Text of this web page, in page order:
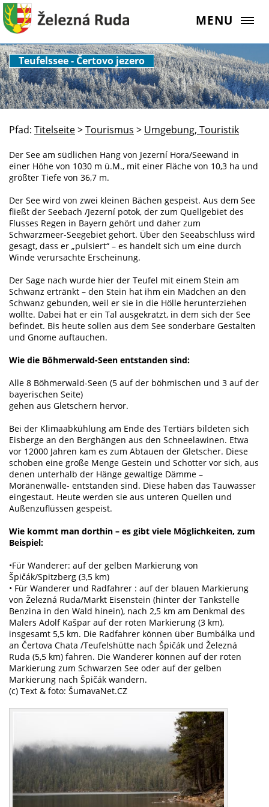
MENU
Teufelssee - Čertovo jezero
Pfad: Titelseite>Tourismus > Umgebung, Touristik
Der See am südlichen Hang von Jezerní Hora/Seewand in
einer Höhe von 1030 m ü.M., mit einer Fläche von 10,3 ha und
größter Tiefe von 36,7 m.
Der See wird von zwei kleinen Bächen gespeist. Aus dem See
fließt der Seebach /Jezerní potok, der zum Quellgebiet des
Flusses Regen in Bayern gehört und daher zum
Schwarzmeer-Seegebiet gehört. Über den Seeabschluss wird
gesagt, dass er „pulsiert“ – es handelt sich um eine durch
Winde verursachte Erscheinung.
Der Sage nach wurde hier der Teufel mit einem Stein am
Schwanz ertränkt – den Stein hat ihm ein Mädchen an den
Schwanz gebunden, weil er sie in die Hölle herunterziehen
wollte. Dabei hat er ein Tal ausgekratzt, in dem sich der See
befindet. Bis heute sollen aus dem See sonderbare Gestalten
und Gnome auftauchen.
Wie die Böhmerwald-Seen entstanden sind:
Alle 8 Böhmerwald-Seen (5 auf der böhmischen und 3 auf der
bayerischen Seite)
gehen aus Gletschern hervor.
Bei der Klimaabkühlung am Ende des Tertiärs bildeten sich
Eisberge an den Berghängen aus den Schneelawinen. Etwa
vor 12000 Jahren kam es zum Abtauen der Gletscher. Diese
schoben eine große Menge Gestein und Schotter vor sich, aus
denen unterhalb der Hänge gewaltige Dämme –
Moränenwälle- entstanden sind. Diese haben das Tauwasser
eingestaut. Heute werden sie aus unteren Quellen und
Außenzuflüssen gespeist.
Wie kommt man dorthin – es gibt viele Möglichkeiten, zum
Beispiel:
•Für Wanderer: auf der gelben Markierung von
Špičák/Spitzberg (3,5 km)
• Für Wanderer und Radfahrer : auf der blauen Markierung
von Železná Ruda/Markt Eisenstein (hinter der Tankstelle
Benzina in den Wald hinein), nach 2,5 km am Denkmal des
Malers Adolf Kašpar auf der roten Markierung (3 km),
insgesamt 5,5 km. Die Radfahrer können über Bumbálka und
an Čertova Chata /Teufelshütte nach Špičák und Železná
Ruda (5,5 km) fahren. Die Wanderer können auf der roten
Markierung zum Schwarzen See oder auf der gelben
Markierung nach Špičák wandern.
(c) Text & foto: ŠumavaNet.CZ